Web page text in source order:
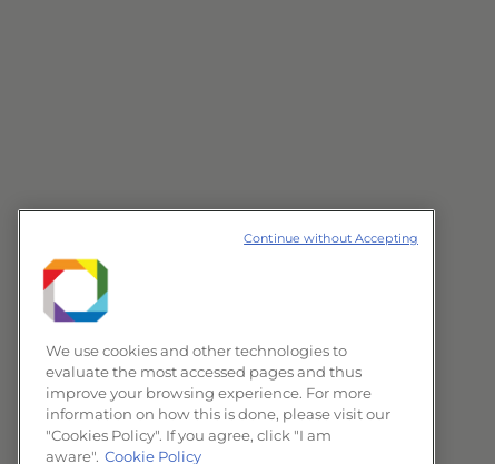
We use cookies and other technologies to
evaluate the most accessed pages and thus
improve your browsing experience. For more
information on how this is done, please visit our
"Cookies Policy". If you agree, click "I am
aware". Cookie Policy
Continue without Accepting